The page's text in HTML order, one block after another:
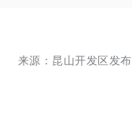
来源：昆山开发区发布